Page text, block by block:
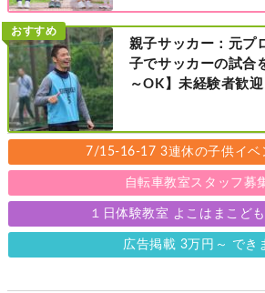
店・町田店・マルイ
おすすめ
親子サッカー：元プ
子でサッカーの試合
～OK】未経験者歓
7/15-16-17 3連休の子供イベ
自転車教室スタッフ募
１日体験教室 よこはまこど
広告掲載 3万円～ でき